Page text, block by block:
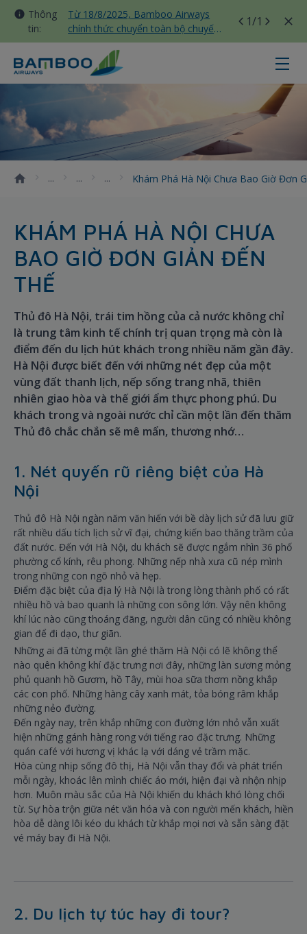
Thông
tin:
Từ 18/8/2025, Bamboo Airways
chính thức chuyển toàn bộ chuyến
bay nội địa sang nhà ga T3 Tân
Sơn Nhất
1/1
Khám phá Hà Nội chưa bao giờ
Khám Phá Hà Nội Chưa Bao Giờ Đơn
KHÁM PHÁ HÀ NỘI CHƯA
BAO GIỜ ĐƠN GIẢN ĐẾN
THẾ
Thủ đô Hà Nội, trái tim hồng của cả nước không chỉ
là trung tâm kinh tế chính trị quan trọng mà còn là
điểm đến du lịch hút khách trong nhiều năm gần đây.
Hà Nội được biết đến với những nét đẹp của một
vùng đất thanh lịch, nếp sống trang nhã, thiên
nhiên giao hòa và thế giới ẩm thực phong phú. Du
khách trong và ngoài nước chỉ cần một lần đến thăm
Thủ đô chắc chắn sẽ mê mẩn, thương nhớ…
1. Nét quyến rũ riêng biệt của Hà
Nội
Thủ đô Hà Nội ngàn năm văn hiến với bề dày lịch sử đã lưu giữ
rất nhiều dấu tích lịch sử vĩ đại, chứng kiến bao thăng trầm của
đất nước. Đến với Hà Nội, du khách sẽ được ngắm nhìn 36 phố
phường cổ kính, rêu phong. Những nếp nhà xưa cũ nép mình
trong những con ngõ nhỏ và hẹp.
Điểm đặc biệt của địa lý Hà Nội là trong lòng thành phố có rất
nhiều hồ và bao quanh là những con sông lớn. Vậy nên không
khí lúc nào cũng thoáng đãng, người dân cũng có nhiều không
gian để đi dạo, thư giãn.
Những ai đã từng một lần ghé thăm Hà Nội có lẽ không thể
nào quên không khí đặc trưng nơi đây, những làn sương mỏng
phủ quanh hồ Gươm, hồ Tây, mùi hoa sữa thơm nồng khắp
các con phố. Những hàng cây xanh mát, tỏa bóng râm khắp
những nẻo đường.
Đến ngày nay, trên khắp những con đường lớn nhỏ vẫn xuất
hiện những gánh hàng rong với tiếng rao đặc trưng. Những
quán café với hương vị khác lạ với dáng vẻ trầm mặc.
Hòa cùng nhịp sống đô thị, Hà Nội vẫn thay đổi và phát triển
mỗi ngày, khoác lên mình chiếc áo mới, hiện đại và nhộn nhịp
hơn. Muôn màu sắc của Hà Nội khiến du khách khó lòng chối
từ. Sự hòa trộn giữa nét văn hóa và con người mến khách, hiền
hòa dễ dàng lôi kéo du khách từ khắp mọi nơi và sẵn sàng đặt
vé máy bay đi Hà Nội.
2. Du lịch tự túc hay đi tour?